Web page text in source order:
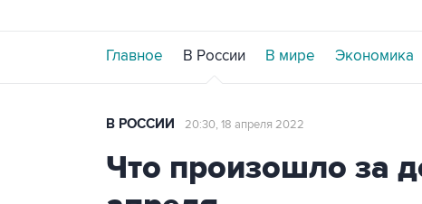
Главное В России В мире Экономика
В РОССИИ 20:30, 18 апреля 2022
Что произошло за